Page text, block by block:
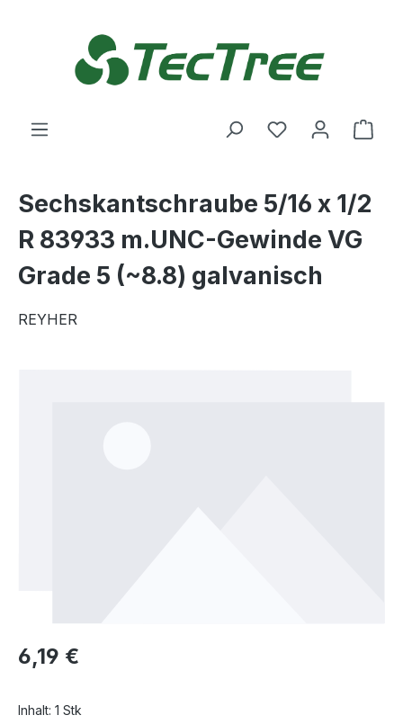
Du hast 0
Sechskantschraube 5/16 x 1/2
R 83933 m.UNC-Gewinde VG
Grade 5 (~8.8) galvanisch
REYHER
Regulärer Preis:
6,19 €
Inhalt: 1 Stk